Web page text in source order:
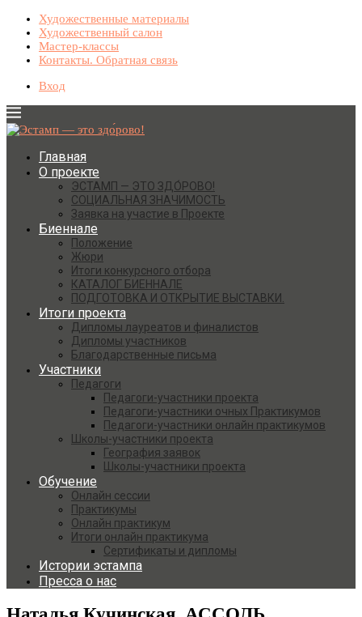
Художественные материалы
Художественный салон
Мастер-классы
Контакты. Обратная связь
Вход
Главная
О проекте
ЭСТАМП — ЭТО ЗДО́РОВО!
СОЦИАЛЬНАЯ ЗНАЧИМОСТЬ
Заявка на участие в Проекте
Биеннале
Положение
Жюри
Итоги конкурсного отбора
КАТАЛОГ БИЕННАЛЕ
ПОДГОТОВКА И ОТКРЫТИЕ ВЫСТАВКИ.
Итоги проекта
Дипломы лауреатов и финалистов
Дипломы участников
Благодарственные письма
Участники
Педагоги
Педагоги-участники проекта
Педагоги-участники очных Практикумов
Педагоги-участники онлайн практикумов
Школы-участники проекта
География заявок
Школы-участники проекта
Обучение
Онлайн сессии
Практикумы
Онлайн практикум
Итоги онлайн практикума
Сертификаты и дипломы
Истории эстампа
Пресса о нас